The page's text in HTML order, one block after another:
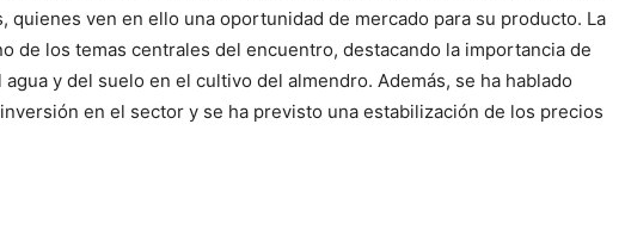
quienes ven en ello una oportunidad de mercado para su producto. La
de los temas centrales del encuentro, destacando la importancia de
y del suelo en el cultivo del almendro. Además, se ha hablado
en el sector y se ha previsto una estabilización de los precios